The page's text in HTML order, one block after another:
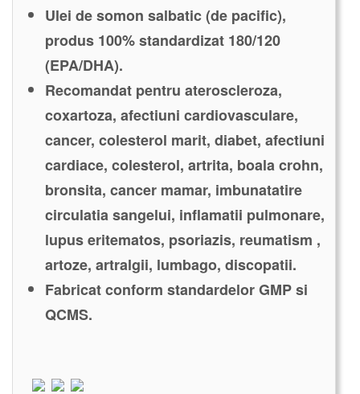
Ulei de somon salbatic (de pacific),
produs 100% standardizat 180/120
(EPA/DHA).
Recomandat pentru ateroscleroza,
coxartoza, afectiuni cardiovasculare,
cancer, colesterol marit, diabet, afectiuni
cardiace, colesterol, artrita, boala crohn,
bronsita, cancer mamar, imbunatatire
circulatia sangelui, inflamatii pulmonare,
lupus eritematos, psoriazis, reumatism ,
artoze, artralgii, lumbago, discopatii.
Fabricat conform standardelor GMP si
QCMS.